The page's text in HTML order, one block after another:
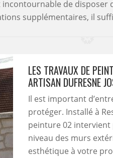
de disposer
supplémentaires, il
LES TRAVAUX DE
ARTISAN DUFRESNE
Il est important
protéger. Installé à
peinture 02
niveau des murs
esthétique à votre